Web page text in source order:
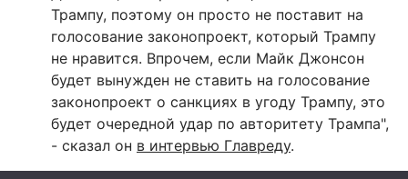
Трампу, поэтому он просто не поставит на
голосование законопроект, который Трампу
не нравится. Впрочем, если Майк Джонсон
будет вынужден не ставить на голосование
законопроект о санкциях в угоду Трампу, это
будет очередной удар по авторитету Трампа",
- сказал он в интервью Главреду.